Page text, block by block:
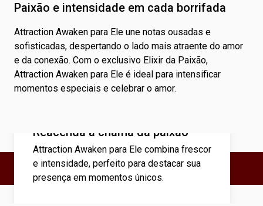
Paixão e intensidade em cada borrifada
Attraction Awaken para Ele une notas ousadas e
sofisticadas, despertando o lado mais atraente do amor
e da conexão. Com o exclusivo Elixir da Paixão,
Attraction Awaken para Ele é ideal para intensificar
momentos especiais e celebrar o amor.
Reacenda a chama da paixão
Attraction Awaken para Ele combina frescor
e intensidade, perfeito para destacar sua
presença em momentos únicos.